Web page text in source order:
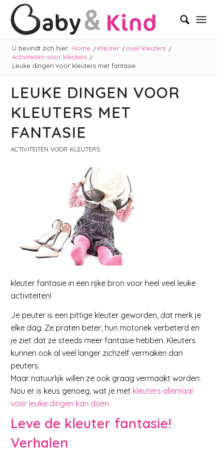
U bevindt zich hier: Home / Kleuter / over kleuters /
Activiteiten voor kleuters /
Leuke dingen voor kleuters met fantasie
LEUKE DINGEN VOOR
KLEUTERS MET
FANTASIE
ACTIVITEITEN VOOR KLEUTERS
kleuter fantasie in een rijke bron voor heel veel leuke
activiteiten!
Je peuter is een pittige kleuter geworden, dat merk je
elke dag. Ze praten beter, hun motoriek verbeterd en
je ziet dat ze steeds meer fantasie hebben. Kleuters
kunnen ook al veel langer zichzelf vermaken dan
peuters.
Maar natuurlijk willen ze ook graag vermaakt worden.
Nou er is keus genoeg, wat je met kleuters allemaal
voor leuke dingen kan doen.
Leve de kleuter fantasie!
Verhalen